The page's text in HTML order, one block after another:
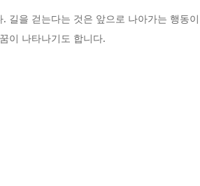
길을 걷는다는 것은 앞으로 나아가는 행동이
이 나타나기도 합니다.